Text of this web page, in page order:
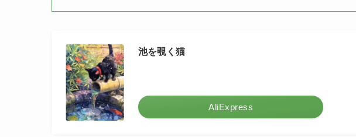
池を覗く猫
AliExpress